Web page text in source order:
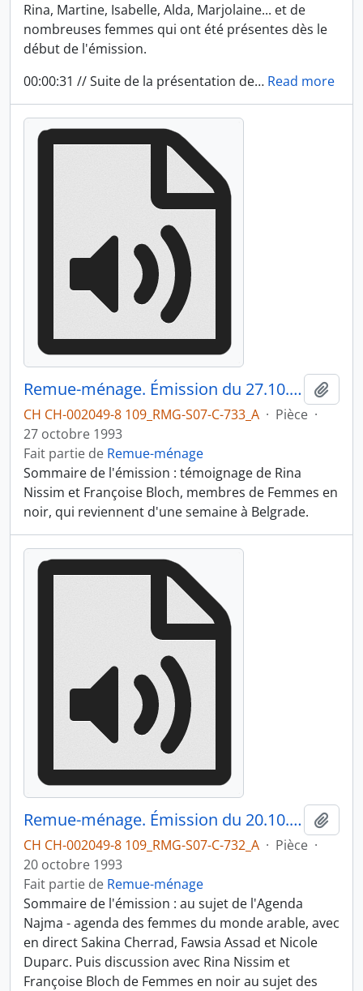
Rina, Martine, Isabelle, Alda, Marjolaine... et de
nombreuses femmes qui ont été présentes dès le
début de l'émission.
00:00:31 // Suite de la présentation de… Read more
Remue-ménage. Émission du 27.10.1993 1/3
CH CH-002049-8 109_RMG-S07-C-733_A · Pièce ·
27 octobre 1993
Fait partie de Remue-ménage
Sommaire de l'émission : témoignage de Rina
Nissim et Françoise Bloch, membres de Femmes en
noir, qui reviennent d'une semaine à Belgrade.
Remue-ménage. Émission du 20.10.1993 3/3
CH CH-002049-8 109_RMG-S07-C-732_A · Pièce ·
20 octobre 1993
Fait partie de Remue-ménage
Sommaire de l'émission : au sujet de l'Agenda
Najma - agenda des femmes du monde arable, avec
en direct Sakina Cherrad, Fawsia Assad et Nicole
Duparc. Puis discussion avec Rina Nissim et
Françoise Bloch de Femmes en noir au sujet des